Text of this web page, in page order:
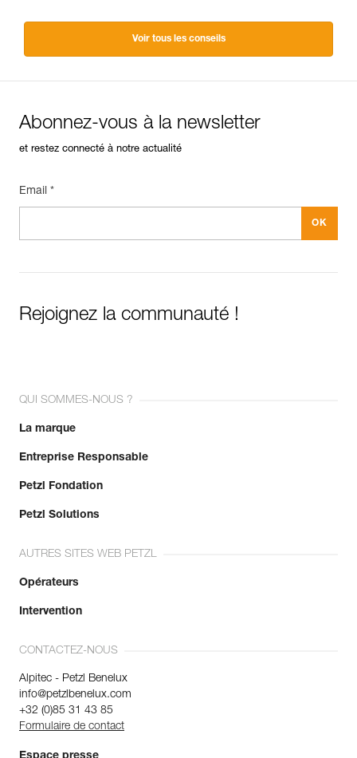
Voir tous les conseils
Abonnez-vous à la newsletter
et restez connecté à notre actualité
Email *
Rejoignez la communauté !
QUI SOMMES-NOUS ?
La marque
Entreprise Responsable
Petzl Fondation
Petzl Solutions
AUTRES SITES WEB PETZL
Opérateurs
Intervention
CONTACTEZ-NOUS
Alpitec - Petzl Benelux
info@petzlbenelux.com
+32 (0)85 31 43 85
Formulaire de contact